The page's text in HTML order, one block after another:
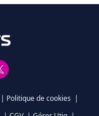
| Politique de cookies |